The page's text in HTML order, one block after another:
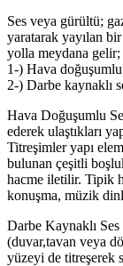
Ses veya gürültü;
yaratarak yayılan
yolla meydana gelir;
1-) Hava
2-) Darbe kaynaklı
Hava Doğuşumlu
ederek ulaştıkları
Titreşimler yapı
bulunan çeşitli
hacme iletilir. Tipik
konuşma, müzik
Darbe Kaynaklı
(duvar,tavan veya
yüzeyi de titreşerek